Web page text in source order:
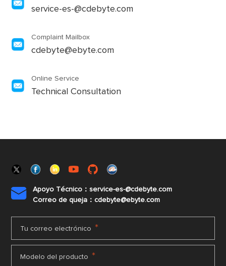
service-es-@cdebyte.com
Complaint Mailbox
cdebyte@ebyte.com
Online Service
Technical Consultation

Apoyo Técnico：service-es-@cdebyte.com
Correo de queja：cdebyte@ebyte.com
Tu correo electrónico *
Modelo del producto *